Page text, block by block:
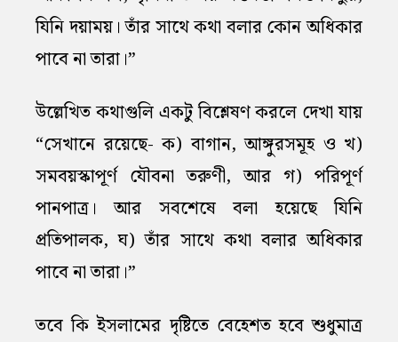
যিনি দয়াময়। তাঁর সাথে কথা বলার কোন অধিকার
পাবে না তারা।”
উল্লেখিত কথাগুলি একটু বিশ্লেষণ করলে দেখা যায়
“সেখানে রয়েছে- ক) বাগান, আঙ্গুরসমূহ ও খ)
সমবয়স্কাপূর্ণ যৌবনা তরুণী, আর গ) পরিপূর্ণ
পানপাত্র। আর সবশেষে বলা হয়েছে যিনি
প্রতিপালক, ঘ) তাঁর সাথে কথা বলার অধিকার
পাবে না তারা।”
তবে কি ইসলামের দৃষ্টিতে বেহেশত হবে শুধুমাত্র